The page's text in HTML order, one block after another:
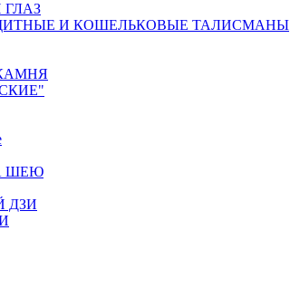
И КОШЕЛЬКОВЫЕ ТАЛИСМАНЫ
ШЕЮ
ДЗИ